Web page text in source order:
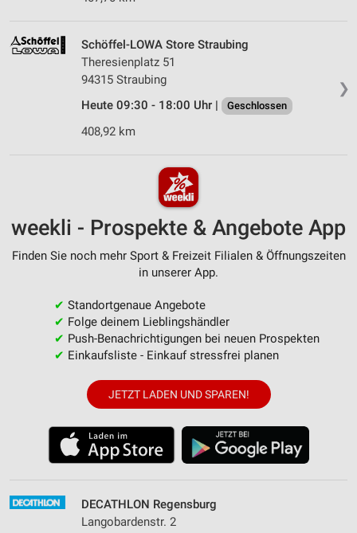
❯
Schöffel-LOWA Store Straubing
Theresienplatz 51
94315 Straubing
Heute 09:30 - 18:00 Uhr |
Geschlossen
408,92 km
weekli - Prospekte & Angebote App
Finden Sie noch mehr Sport & Freizeit Filialen & Öffnungszeiten
in unserer App.
✔ Standortgenaue Angebote
✔ Folge deinem Lieblingshändler
✔ Push-Benachrichtigungen bei neuen Prospekten
✔ Einkaufsliste - Einkauf stressfrei planen
JETZT LADEN UND SPAREN!
DECATHLON Regensburg
Langobardenstr. 2